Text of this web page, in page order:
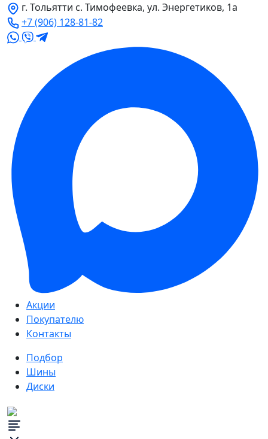
г. Тольятти с. Тимофеевка, ул. Энергетиков, 1а
+7 (906) 128-81-82
Акции
Покупателю
Контакты
Подбор
Шины
Диски